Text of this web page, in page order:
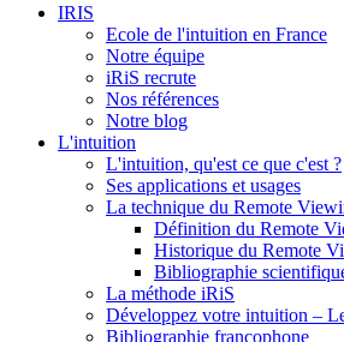
IRIS
Ecole de l'intuition en France
Notre équipe
iRiS recrute
Nos références
Notre blog
L'intuition
L'intuition, qu'est ce que c'est ?
Ses applications et usages
La technique du Remote
Définition du Remote
Historique du Remote
Bibliographie
La méthode iRiS
Développez votre intuition –
Bibliographie francophone